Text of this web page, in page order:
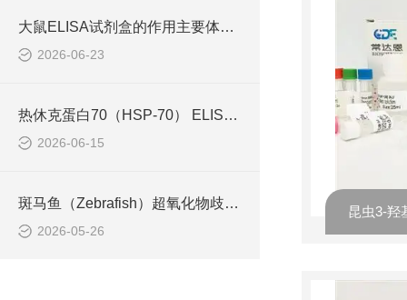
大鼠ELISA试剂盒的作用主要体现在哪些方面？
2026-06-23
热休克蛋白70（HSP-70） ELISA检测试剂盒操作步骤
2026-06-15
斑马鱼（Zebrafish）超氧化物歧化酶（SOD） ELISA检测试剂盒检测原理
2026-05-26